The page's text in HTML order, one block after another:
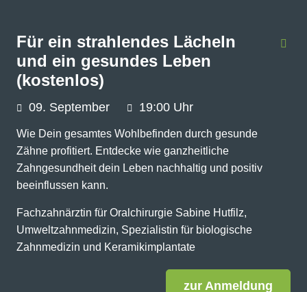
Für ein strahlendes Lächeln
und ein gesundes Leben
(kostenlos)
09. September 19:00 Uhr
Wie Dein gesamtes Wohlbefinden durch gesunde
Zähne profitiert. Entdecke wie ganzheitliche
Zahngesundheit dein Leben nachhaltig und positiv
beeinflussen kann.
Fachzahnärztin für Oralchirurgie Sabine Hutfilz,
Umweltzahnmedizin, Spezialistin für biologische
Zahnmedizin und Keramikimplantate
zur Anmeldung